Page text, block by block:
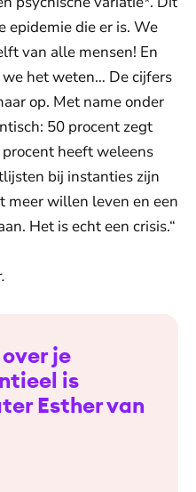
epidemie die er is. We
van alle mensen! En
het weten… De cijfers
op. Met name onder
50 procent zegt
heeft weleens
bij instanties zijn
meer willen leven en een
Het is echt een crisis.“
je
is
Esther van